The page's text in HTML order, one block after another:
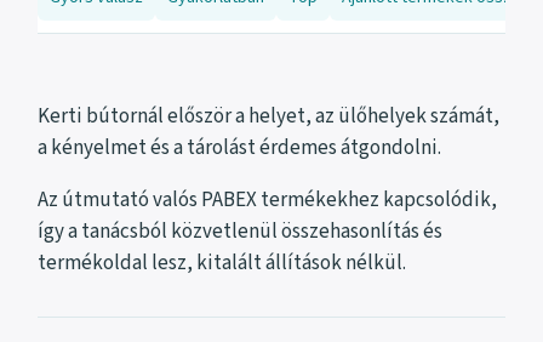
Kerti bútornál először a helyet, az ülőhelyek számát,
a kényelmet és a tárolást érdemes átgondolni.
Az útmutató valós PABEX termékekhez kapcsolódik,
így a tanácsból közvetlenül összehasonlítás és
termékoldal lesz, kitalált állítások nélkül.